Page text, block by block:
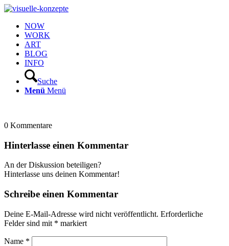
NOW
WORK
ART
BLOG
INFO
Suche
Menü Menü
0 Kommentare
Hinterlasse einen Kommentar
An der Diskussion beteiligen?
Hinterlasse uns deinen Kommentar!
Schreibe einen Kommentar
Deine E-Mail-Adresse wird nicht veröffentlicht. Erforderliche
Felder sind mit * markiert
Name *